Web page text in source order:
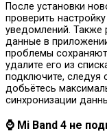
После установки
проверить
уведомлений. Также
данные в
проблемы
удалите его из
подключите, следуя
добьётесь
синхронизации
⌚ Mi Band 4 не